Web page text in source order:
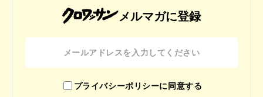
メルマガに登録
プライバシーポリシーに同意する